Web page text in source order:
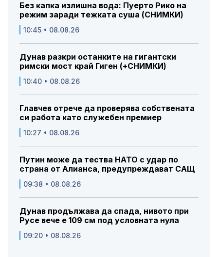
Без капка излишна вода: Пуерто Рико на
режим заради тежката суша (СНИМКИ)
10:45 • 08.08.26
Дунав разкри останките на гигантски
римски мост край Гиген (+СНИМКИ)
10:40 • 08.08.26
Главчев отрече да проверява собствената
си работа като служебен премиер
10:27 • 08.08.26
Путин може да тества НАТО с удар по
страна от Алианса, предупреждават САЩ
09:38 • 08.08.26
Дунав продължава да спада, нивото при
Русе вече е 109 см под условната нула
09:20 • 08.08.26